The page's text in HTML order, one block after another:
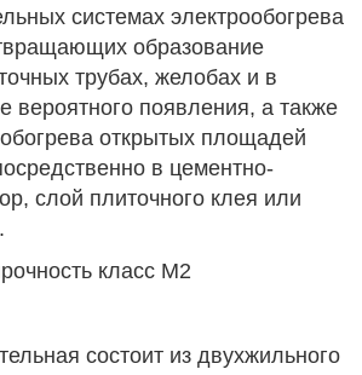
системах электрообогрева
образование
трубах, желобах и в
вероятного появления, а также
открытых площадей
в цементно-
слой плиточного клея или
класс М2
состоит из двухжильного